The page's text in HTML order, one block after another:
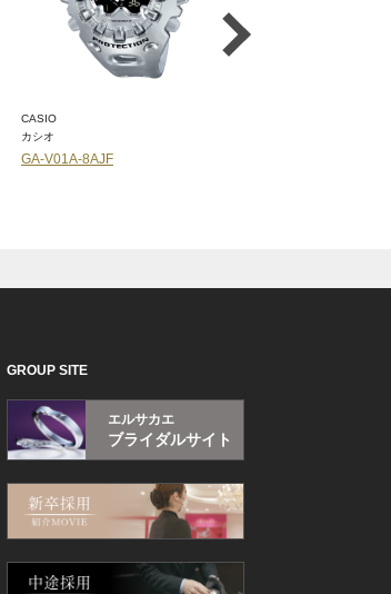
OCEANUS
オシアナス
OCW-T2600J-7AJF
GROUP SITE
エルサカエ
ブライダルサイト